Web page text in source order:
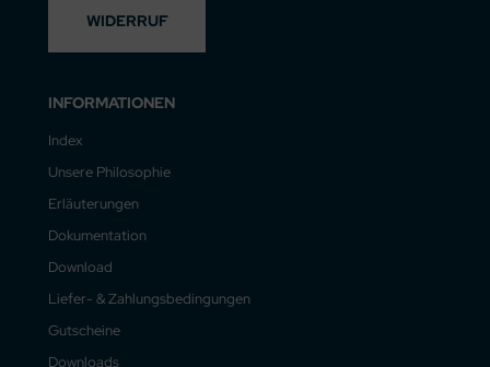
WIDERRUF
INFORMATIONEN
Index
Unsere Philosophie
Erläuterungen
Dokumentation
Download
Liefer- & Zahlungsbedingungen
Gutscheine
Downloads